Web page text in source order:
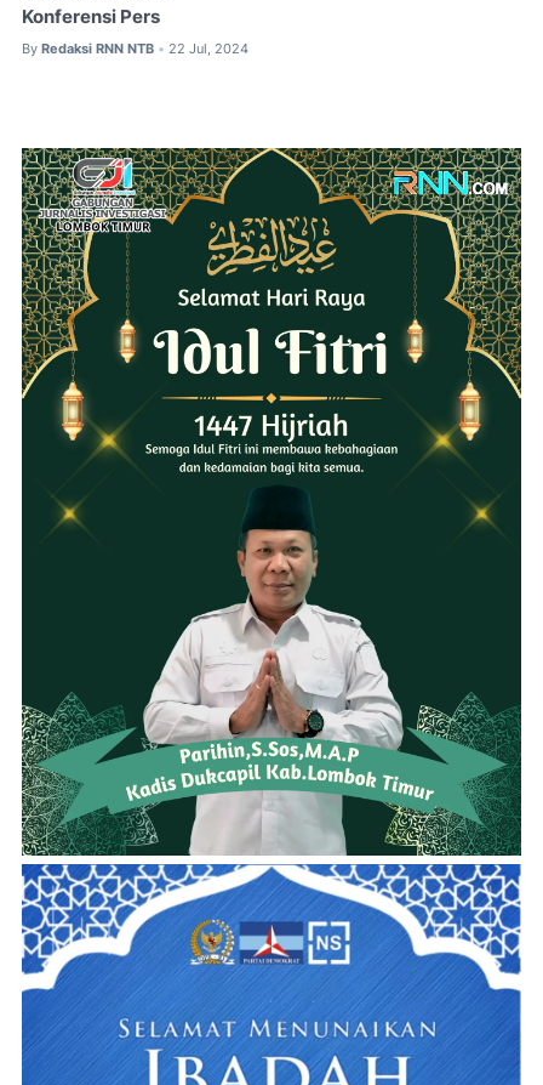
Konferensi Pers
By Redaksi RNN NTB • 22 Jul, 2024